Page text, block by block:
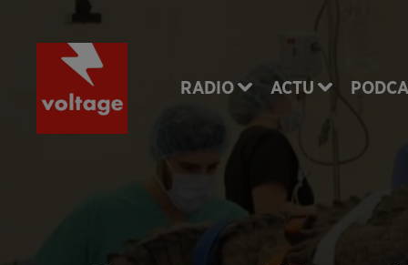
RADIO ACTU